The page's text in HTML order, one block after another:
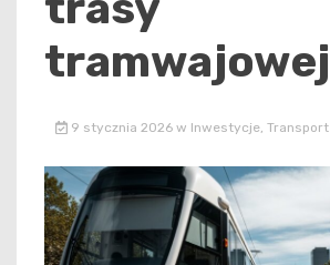
tramwajowej
9 stycznia 2026 w Inwestycje, Transport